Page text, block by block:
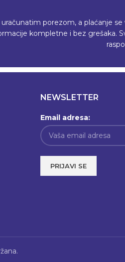
porezom, a plaćanje
kompletne i bez grešaka.
NEWSLETTER
Email adresa: